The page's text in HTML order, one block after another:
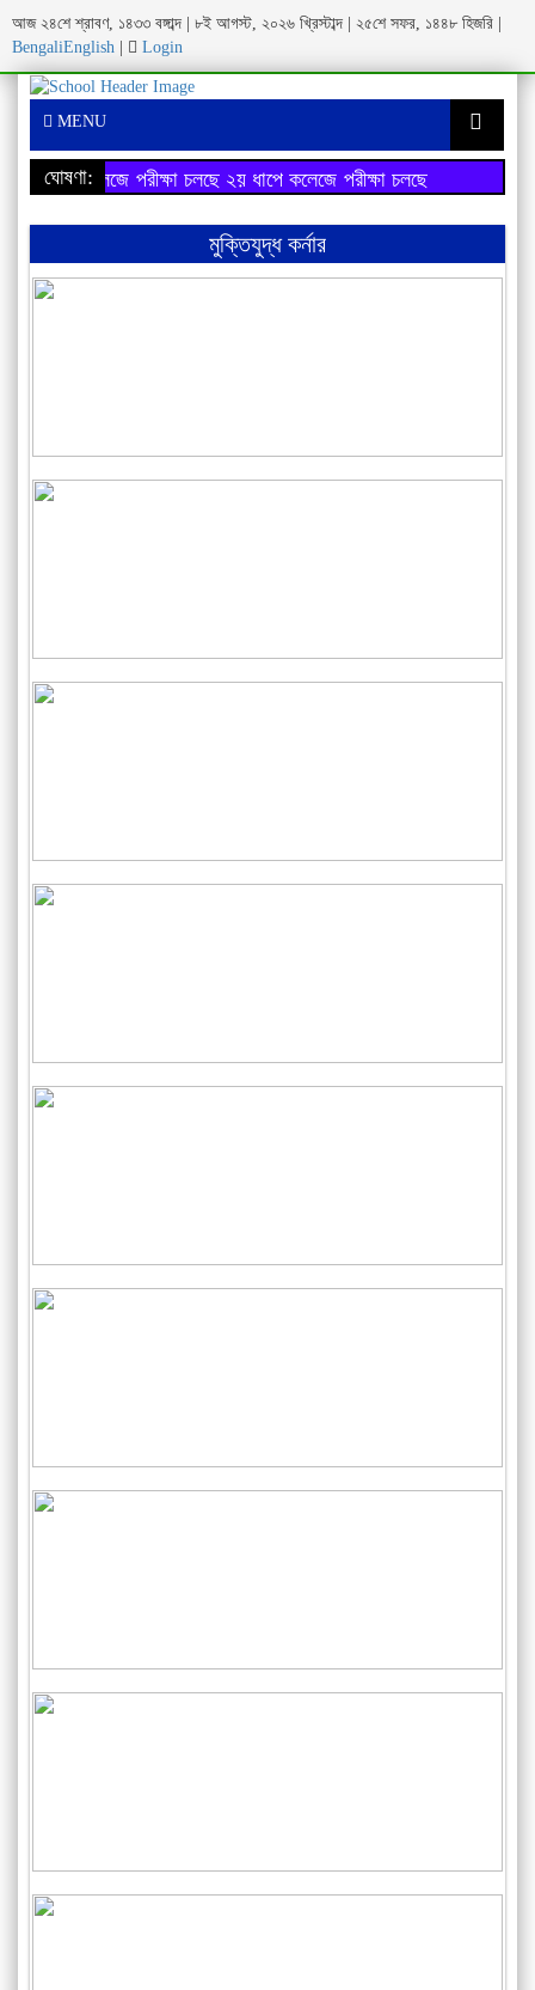
আজ ২৪শে শ্রাবণ, ১৪৩৩ বঙ্গাব্দ | ৮ই আগস্ট, ২০২৬ খ্রিস্টাব্দ | ২৫শে সফর, ১৪৪৮ হিজরি |
BengaliEnglish Login
MENU
ঘোষণা: ২য় ধাপে কলেজে পরীক্ষা চলছে
ধাপে কলেজে পরীক্ষা চলছে
মুক্তিযুদ্ধ কর্নার